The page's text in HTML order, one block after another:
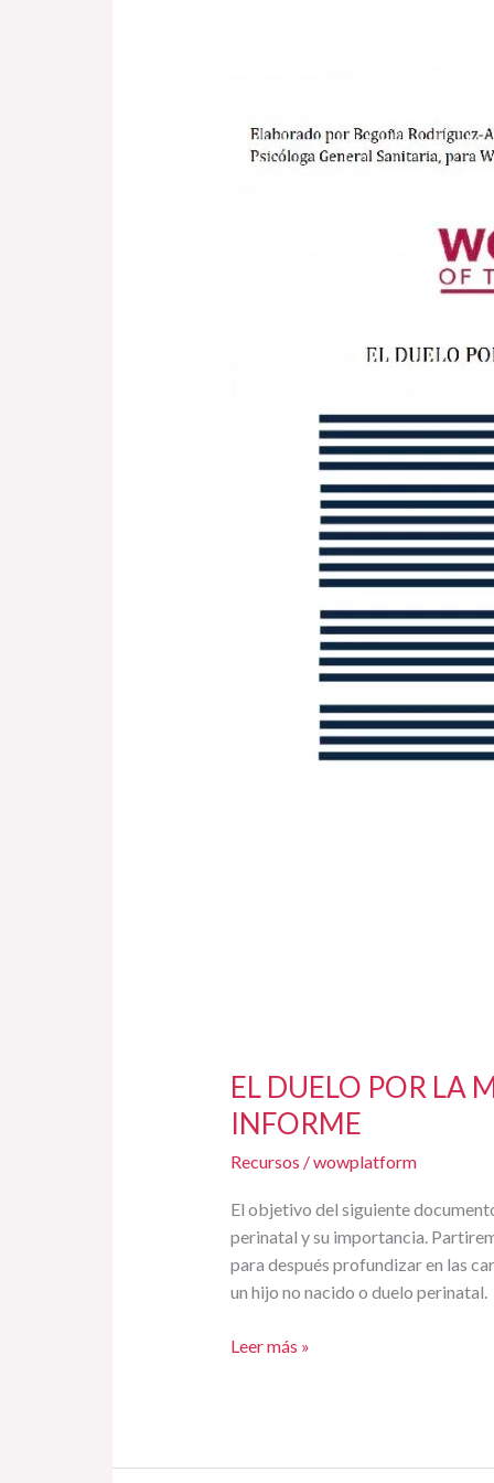
EL DUELO POR LA
INFORME
Recursos /wowplatform
El objetivo del siguiente
perinatal y su importancia.
para después profundizar en las
un hijo no nacido o duelo perinatal.
Leer más »